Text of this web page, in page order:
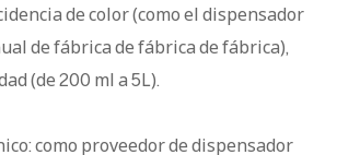
de color (como el dispensador
de fábrica de fábrica de fábrica),
(de 200 ml a 5L).
como proveedor de dispensador